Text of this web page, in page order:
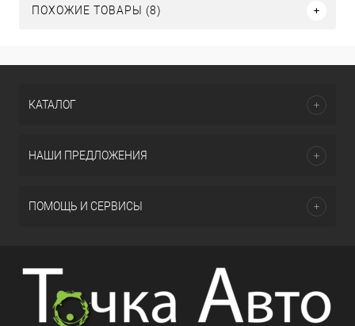
ПОХОЖИЕ ТОВАРЫ (8)
КАТАЛОГ
НАШИ ПРЕДЛОЖЕНИЯ
ПОМОЩЬ И СЕРВИСЫ